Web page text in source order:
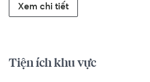
Xem chi tiết
Tiện ích khu vực